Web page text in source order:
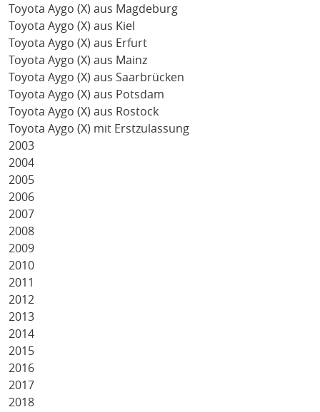
Toyota Aygo (X) aus Magdeburg
Toyota Aygo (X) aus Kiel
Toyota Aygo (X) aus Erfurt
Toyota Aygo (X) aus Mainz
Toyota Aygo (X) aus Saarbrücken
Toyota Aygo (X) aus Potsdam
Toyota Aygo (X) aus Rostock
Toyota Aygo (X) mit Erstzulassung
2003
2004
2005
2006
2007
2008
2009
2010
2011
2012
2013
2014
2015
2016
2017
2018